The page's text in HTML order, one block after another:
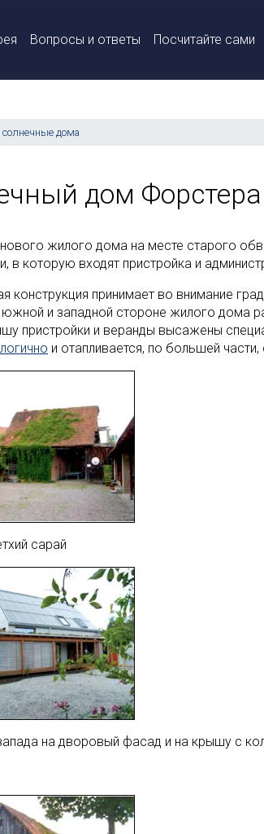
Вопросы и ответы Посчитайте сами
солнечные дома
дом Форстера
жилого дома на месте старого
в которую входят пристройка и
конструкция принимает во внимание
и западной стороне жилого дома
пристройки и веранды высажены
и отапливается, по большей части,
сарай
на дворовый фасад и на крышу с